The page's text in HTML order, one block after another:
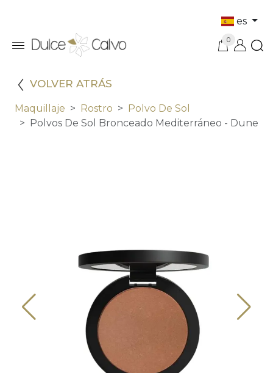
es
0
VOLVER ATRÁS
Maquillaje Rostro
Polvo De Sol
Polvos De Sol Bronceado Mediterráneo - Dune